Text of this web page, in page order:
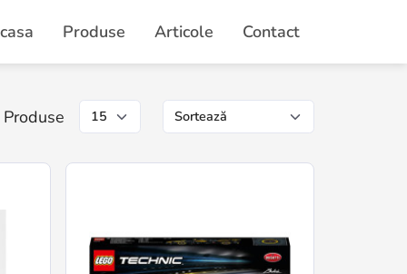
Produse Articole Contact
Produse